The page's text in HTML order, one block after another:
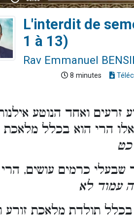
L'interdit de
1 à 13)
Rav Emmanuel
8 minutes
ואחד הנוטע
הרי הוא בכלל מלאכת
כרמים עושים,
עמוד לא
תולדת מלאכת זורע